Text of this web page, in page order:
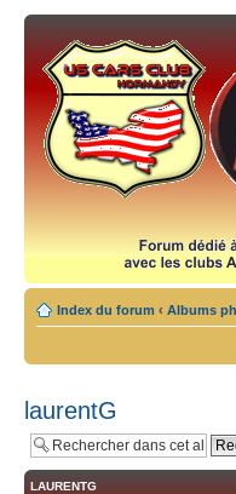
Index du forum ‹ Albums
laurentG
LAURENTG